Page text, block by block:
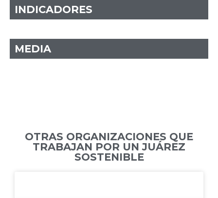
INDICADORES
MEDIA
OTRAS ORGANIZACIONES QUE
TRABAJAN POR UN JUÁREZ
SOSTENIBLE